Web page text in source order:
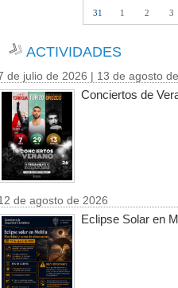
31
1 2 3
ACTIVIDADES
de julio de 2026 | 13 de agosto
Conciertos de
de agosto de 2026
Eclipse Solar en